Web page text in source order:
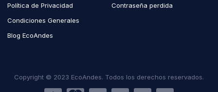
Política de Privacidad
Condiciones Generales
Blog EcoAndes
Contraseña perdida
Copyright © 2023 EcoAndes. Todos los derechos reservados.